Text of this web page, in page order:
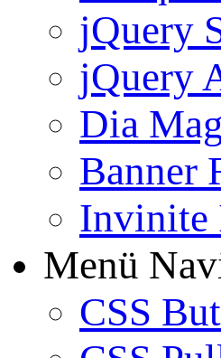
jQuery
jQuery
Dia
Banner
Invinite
Menü
CSS